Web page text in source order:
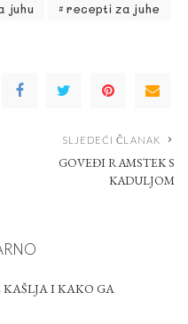
juhu
recepti za juhe
SLJEDEĆI ČLANAK
GOVEĐI RAMSTEK S
KADULJOM
KAŠLJA I KAKO GA